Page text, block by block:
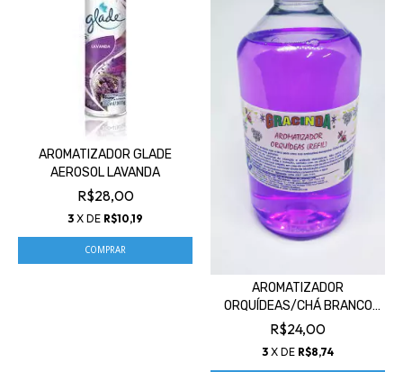
AROMATIZADOR GLADE
AEROSOL LAVANDA
R$28,00
3 X DE R$10,19
AROMATIZADOR
ORQUÍDEAS/CHÁ BRANCO
500 ML
R$24,00
3 X DE R$8,74